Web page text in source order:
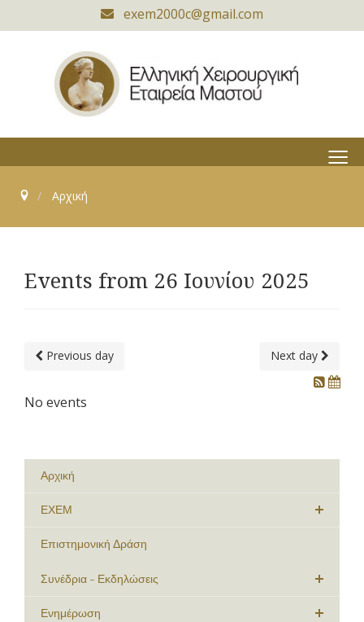
exem2000c@gmail.com
≡
Αρχική
Events from 26 Ιουνίου 2025
Previous day Next day
No events
Αρχική
ΕΧΕΜ
Επιστημονική Δράση
Συνέδρια - Εκδηλώσεις
Ενημέρωση